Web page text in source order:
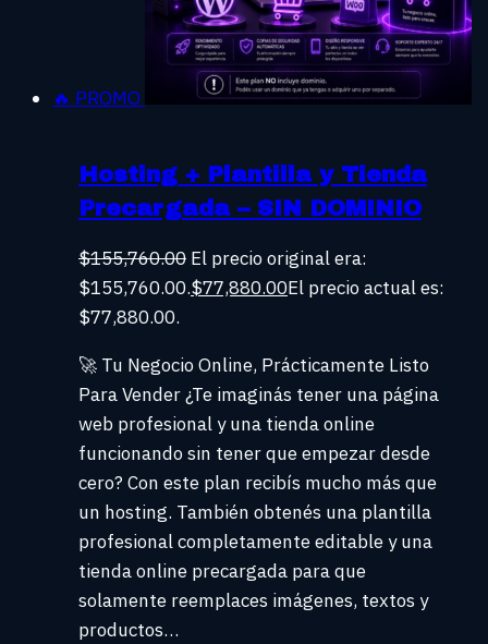
🔥 PROMO
Hosting + Plantilla y Tienda
Precargada – SIN DOMINIO
$155,760.00 El precio original era:
$155,760.00.$77,880.00El precio actual es:
$77,880.00.
🚀 Tu Negocio Online, Prácticamente Listo
Para Vender ¿Te imaginás tener una página
web profesional y una tienda online
funcionando sin tener que empezar desde
cero? Con este plan recibís mucho más que
un hosting. También obtenés una plantilla
profesional completamente editable y una
tienda online precargada para que
solamente reemplaces imágenes, textos y
productos…